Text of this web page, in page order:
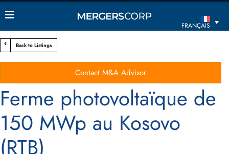
FRANÇAIS
Back to Listings
Contact M&A Advisor
Ferme photovoltaïque de
150 MWp au Kosovo
(RTB)